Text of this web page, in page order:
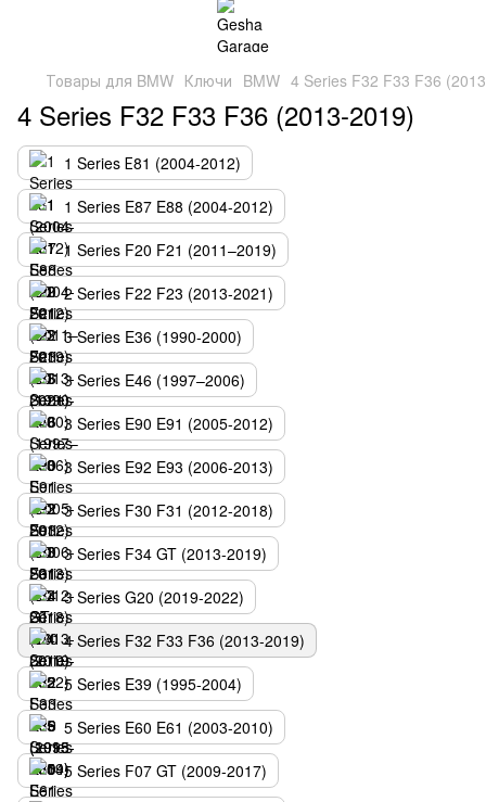
Товары для BMW Ключи BMW 4 Series F32 F33 F36
4 Series F32 F33 F36 (2013-2019)
1 Series Е81 (2004-2012)
1 Series E87 E88 (2004-2012)
1 Series F20 F21 (2011–2019)
2 Series F22 F23 (2013-2021)
3 Series E36 (1990-2000)
3 Series E46 (1997–2006)
3 Series E90 E91 (2005-2012)
3 Series E92 E93 (2006-2013)
3 Series F30 F31 (2012-2018)
3 Series F34 GT (2013-2019)
3 Series G20 (2019-2022)
4 Series F32 F33 F36 (2013-2019)
5 Series E39 (1995-2004)
5 Series E60 E61 (2003-2010)
5 Series F07 GT (2009-2017)